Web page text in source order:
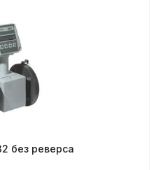
без реверса